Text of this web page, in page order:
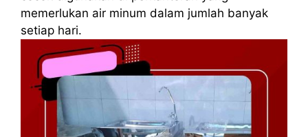
memerlukan air minum dalam jumlah banyak
setiap hari.